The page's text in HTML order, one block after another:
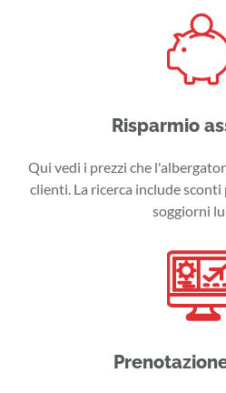
Risparmio
Qui vedi i prezzi che
clienti. La ricerca include
soggiorni